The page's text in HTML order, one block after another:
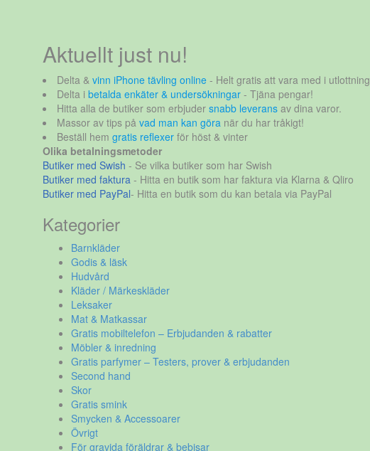
Aktuellt just nu!
Delta & vinn iPhone tävling online - Helt gratis att vara med i utlottning
Delta i betalda enkäter & undersökningar - Tjäna pengar!
Hitta alla de butiker som erbjuder snabb leveransav dina varor.
Massor av tips på vad man kan göranär du har tråkigt!
Beställ hem gratis reflexerför höst & vinter
Olika betalningsmetoder
Butiker med Swish - Se vilka butiker som har Swish
Butiker med faktura- Hitta en butik som har faktura via Klarna & Qliro
Butiker med PayPal- Hitta en butik som du kan betala via PayPal
Kategorier
Barnkläder
Godis & läsk
Hudvård
Kläder / Märkeskläder
Leksaker
Mat & Matkassar
Gratis mobiltelefon – Erbjudanden & rabatter
Möbler & inredning
Gratis parfymer – Testers, prover & erbjudanden
Second hand
Skor
Gratis smink
Smycken & Accessoarer
Övrigt
För gravida föräldrar & bebisar